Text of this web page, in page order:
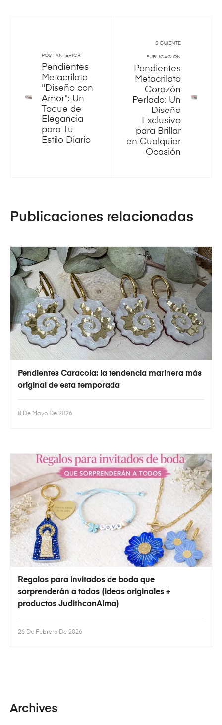
POST ANTERIOR
Pendientes
Metacrilato
"Diseño con
Amor": Un
Toque de
Elegancia
para Tu
Estilo Diario
SIGUIENTE
PUBLICACIÓN
Pendientes
Metacrilato
Corazón
Perlado: Un
Diseño
Exclusivo
para Brillar
en Cualquier
Ocasión
Publicaciones relacionadas
Pendientes Caracola: la tendencia marinera más
original de esta temporada
8 De Mayo De 2026
Regalos para invitados de boda que
sorprenderán a todos (ideas originales +
productos JudithconAlma)
26 De Febrero De 2026
Archives